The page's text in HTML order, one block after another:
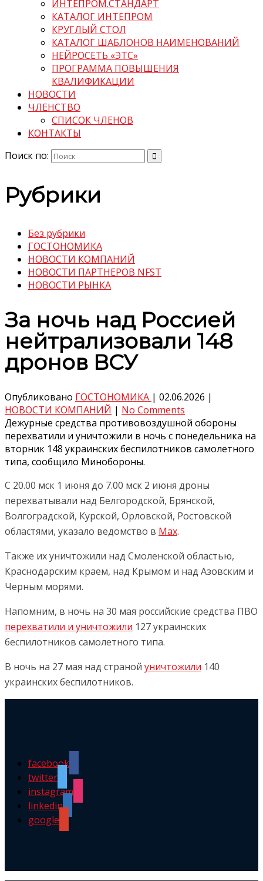
ИНТЕПРОМ.СТАНДАРТ
КАТАЛОГ ИНТЕПРОМ
КРУГЛЫЙ СТОЛ
КАТАЛОГ ШАБЛОНОВ НАИМЕНОВАНИЙ
НЕЙРОСЕТЬ «ЭТС»
ПРОГРАММА ПОВЫШЕНИЯ
КВАЛИФИКАЦИИ
НОВОСТИ
ЧЛЕНСТВО
СПИСОК ЧЛЕНОВ
КОНТАКТЫ
Поиск по:
Рубрики
Без рубрики
ГОСТОНОМИКА
НОВОСТИ КОМПАНИЙ
НОВОСТИ ПАРТНЕРОВ NFST
НОВОСТИ РЫНКА
За ночь над Россией
нейтрализовали 148
дронов ВСУ
Опубликовано ГОСТОНОМИКА | 02.06.2026 |
НОВОСТИ КОМПАНИЙ | No Comments
Дежурные средства противовоздушной обороны
перехватили и уничтожили в ночь с понедельника на
вторник 148 украинских беспилотников самолетного
типа, сообщило Минобороны.
С 20.00 мск 1 июня до 7.00 мск 2 июня дроны
перехватывали над Белгородской, Брянской,
Волгоградской, Курской, Орловской, Ростовской
областями, указало ведомство в Max.
Также их уничтожили над Смоленской областью,
Краснодарским краем, над Крымом и над Азовским и
Черным морями.
Напомним, в ночь на 30 мая российские средства ПВО
перехватили и уничтожили 127 украинских
беспилотников самолетного типа.
В ночь на 27 мая над страной уничтожили 140
украинских беспилотников.
facebook
twitter
instagram
linkedin
google